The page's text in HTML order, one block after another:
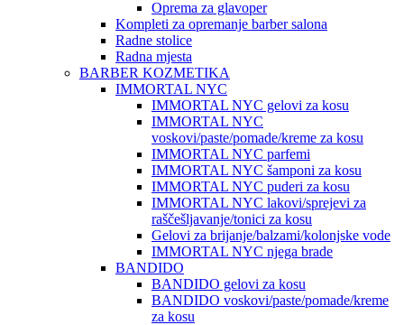
Oprema za glavoper
Kompleti za opremanje barber salona
Radne stolice
Radna mjesta
BARBER KOZMETIKA
IMMORTAL NYC
IMMORTAL NYC gelovi za kosu
IMMORTAL NYC
voskovi/paste/pomade/kreme za kosu
IMMORTAL NYC parfemi
IMMORTAL NYC šamponi za kosu
IMMORTAL NYC puderi za kosu
IMMORTAL NYC lakovi/sprejevi za
raščešljavanje/tonici za kosu
Gelovi za brijanje/balzami/kolonjske vode
IMMORTAL NYC njega brade
BANDIDO
BANDIDO gelovi za kosu
BANDIDO voskovi/paste/pomade/kreme
za kosu